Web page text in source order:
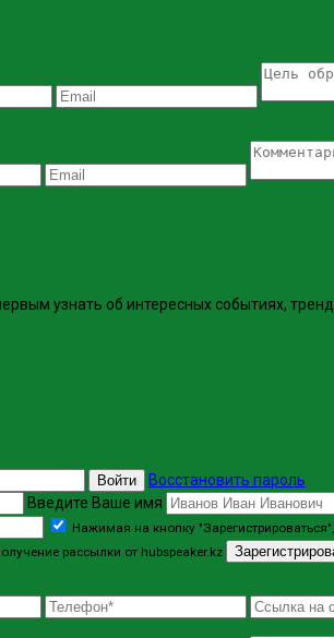
узнать об интересных событиях,
Войти
Восстановить пароль
Введите Ваше имя
Нажимая на кнопку
рассылки от hubspeaker.kz